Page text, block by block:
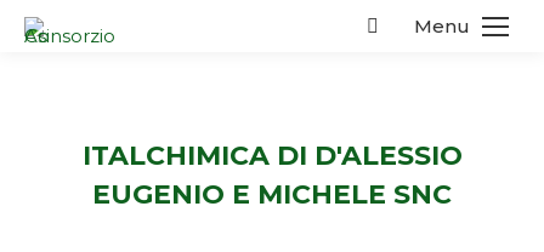
Menu
Search:
ITALCHIMICA DI D'ALESSIO
EUGENIO E MICHELE SNC